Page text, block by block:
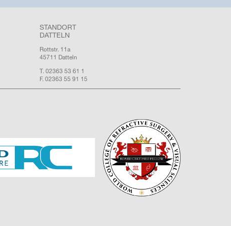
STANDORT
DATTELN
Rottstr. 11a
45711 Datteln
T. 02363 53 61 1
F. 02363 55 91 15